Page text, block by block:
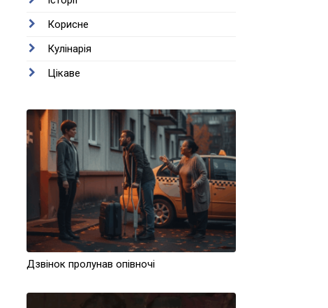
Корисне
Кулінарія
Цікаве
Дзвінок пролунав опівночі